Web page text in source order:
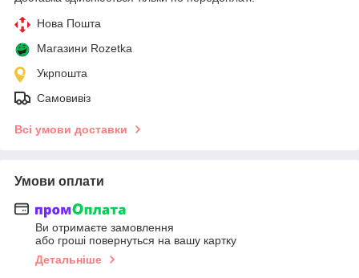
Нова Пошта
Магазини Rozetka
Укрпошта
Самовивіз
Всі умови доставки
Умови оплати
Ви отримаєте замовлення
або гроші повернуться на вашу картку
Детальніше